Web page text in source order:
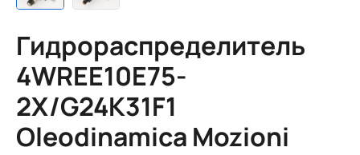
Гидрораспределитель
4WREE10E75-
2X/G24K31F1
Oleodinamica Mozioni